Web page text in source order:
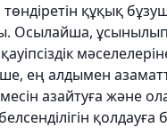
төндіретін құқық
Осылайша,
ең алдымен
азайтуға және
қолдауға